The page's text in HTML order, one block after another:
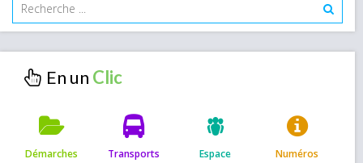
En un
Démarches Transports Espace Numéros